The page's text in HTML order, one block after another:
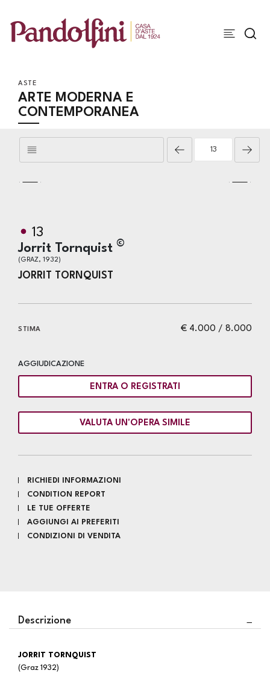
ASTE
ARTE MODERNA E
CONTEMPORANEA
13
Jorrit Tornquist ©
(GRAZ, 1932)
JORRIT TORNQUIST
€ 4.000 / 8.000
STIMA
AGGIUDICAZIONE
ENTRA O REGISTRATI
VALUTA UN'OPERA SIMILE
RICHIEDI INFORMAZIONI
CONDITION REPORT
LE TUE OFFERTE
AGGIUNGI AI PREFERITI
CONDIZIONI DI VENDITA
Descrizione
JORRIT TORNQUIST
(Graz 1932)